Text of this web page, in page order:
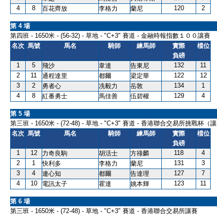
4
8 百花齊放 李格力 蘭尼 120 2
第 4 場
第四班 - 1650米 - (56-32) - 草地 - "C+3" 賽道 - 金融時報指數１００讓賽
名次 馬號 馬名 騎師 練馬師
實際
負磅
檔位
1 5 飛沙 韋達 告東尼 132
11
2
11 通程達里 都爾 梁定華 122
12
3
2 勇者心 冼毅力 岳敦 134
1
4
8 紅番勇士 馬佳善 伍碧權 129 4
第 5 場
第三班 - 1650米 - (72-48) - 草地 - "C+3" 賽道 - 香港聯合交易所挑戰杯（
名次 馬號 馬名 騎師 練馬師
實際
負磅
檔位
1 12 力奇良駒 胡活士 方祿麟 118
4
2
1 快利多 李格力 蘭尼 131
3
3
4 連心知 都爾 告達理 127
7
4
10 電訊太子 霍達 姚本輝 123 11
第 6 場
第三班 - 1650米 - (72-48) - 草地 - "C+3" 賽道 - 香港聯合交易所讓賽